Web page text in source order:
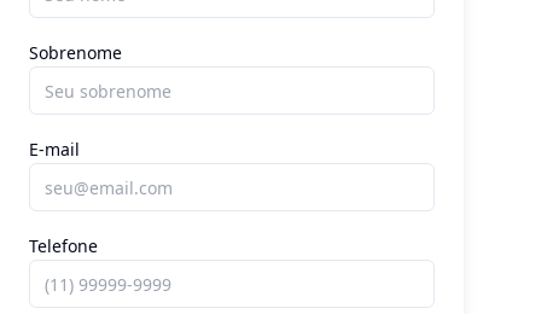
Sobrenome
E-mail
Telefone